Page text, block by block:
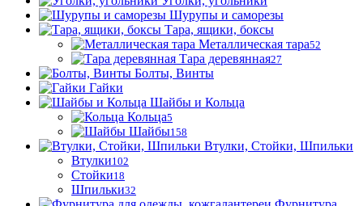
Шурупы и саморезы
Тара, ящики, боксы
Металлическая тара52
Тара деревянная27
Болты, Винты
Гайки
Шайбы и Кольца
Кольца5
Шайбы158
Втулки, Стойки, Шпильки
Втулки102
Стойки18
Шпильки32